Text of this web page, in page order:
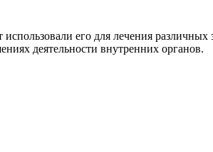
его для лечения различных
деятельности внутренних органов.